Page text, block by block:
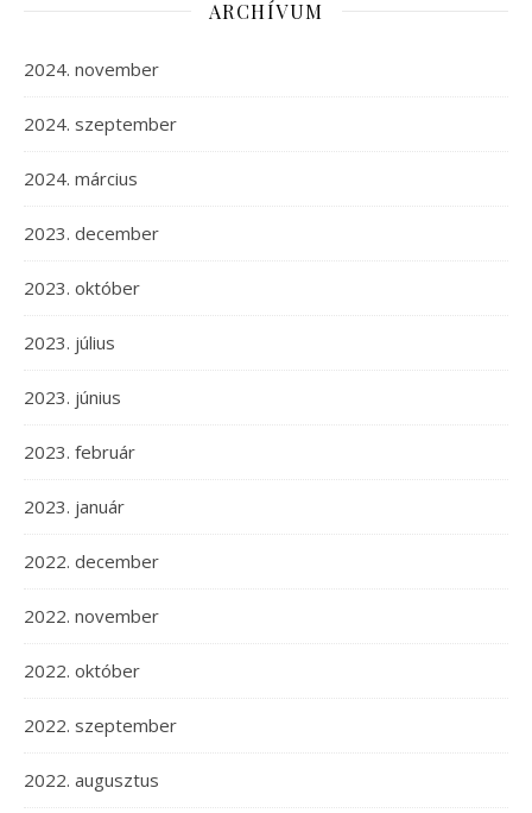
ARCHÍVUM
2024. november
2024. szeptember
2024. március
2023. december
2023. október
2023. július
2023. június
2023. február
2023. január
2022. december
2022. november
2022. október
2022. szeptember
2022. augusztus